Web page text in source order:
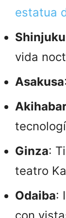
estatua
Shinjuku
vida
Asakusa:
Ginza:
teatro
Odaiba:
con